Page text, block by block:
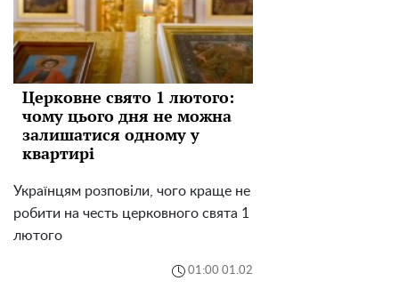
Церковне свято 1 лютого:
чому цього дня не можна
залишатися одному у
квартирі
Українцям розповіли, чого краще не
робити на честь церковного свята 1
лютого
01:00 01.02